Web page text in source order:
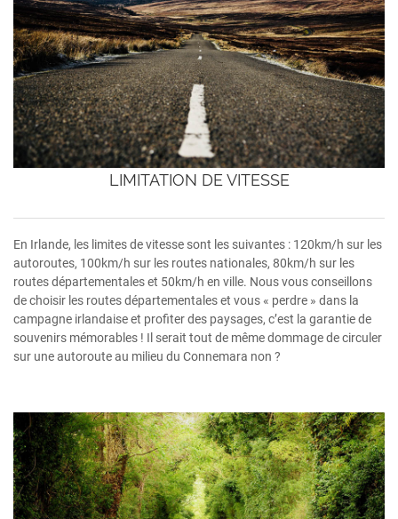
LIMITATION DE VITESSE
En Irlande, les limites de vitesse sont les suivantes : 120km/h sur les
autoroutes, 100km/h sur les routes nationales, 80km/h sur les
routes départementales et 50km/h en ville. Nous vous conseillons
de choisir les routes départementales et vous « perdre » dans la
campagne irlandaise et profiter des paysages, c’est la garantie de
souvenirs mémorables ! Il serait tout de même dommage de circuler
sur une autoroute au milieu du Connemara non ?